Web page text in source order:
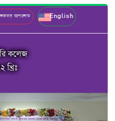
আপলোড English
কলেজ
খ্রিঃ